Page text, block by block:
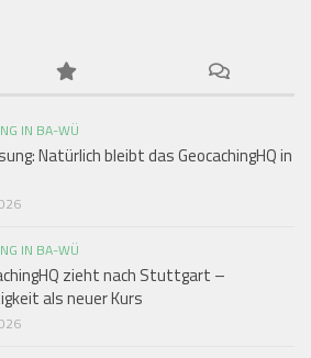
IN BA-WÜ
Natürlich bleibt das GeocachingHQ in
IN BA-WÜ
zieht nach Stuttgart –
als neuer Kurs